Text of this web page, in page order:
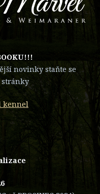
novinky staňte se
stránky
kennel